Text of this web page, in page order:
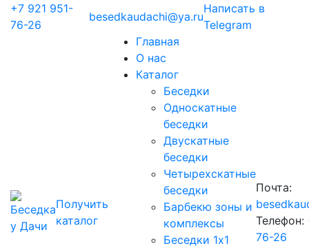
+7 921 951-
76-26
besedkaudachi@ya.ru
Написать в
Telegram
Получить
каталог
Главная
О нас
Каталог
Беседки
Односкатные
беседки
Двускатные
беседки
Четырехскатные
беседки
Барбекю зоны и
комплексы
Беседки 1х1
Почта:
Телефон:
76-26